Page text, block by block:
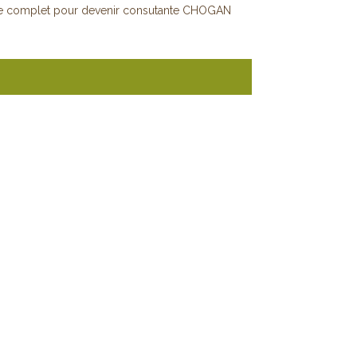
complet pour devenir consutante CHOGAN